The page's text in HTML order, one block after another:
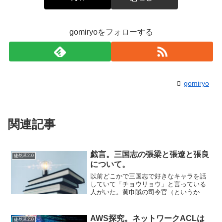
gomiryoをフォローする
gomiryo
関連記事
徒然草2.0
戯言。三国志の張梁と張遼と張良
について。
以前どこかで三国志で好きなキャラを話
していて「チョウリョウ」と言っている
人がいた。黄巾賊の司令官（というか張
なわけはありませんでした（汗）チョウ
徒然草2.0 AWS探究。ネットワークACLは